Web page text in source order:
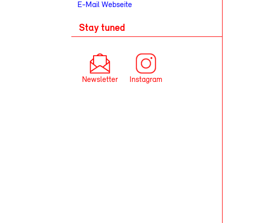
E-MailWebseite
Stay tuned
Newsletter Instagram